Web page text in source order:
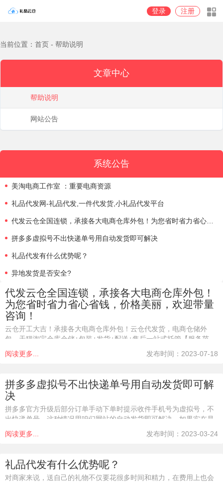
登录 注册
当前位置：首页 - 帮助说明
文章中心
帮助说明
网站公告
系统公告
美淘电商工作室 ：重要电商资源
礼品代发网-礼品代发,一件代发货,小礼品代发平台
代发云仓全国连锁，承接各大电商仓库外包！为您省时省力省心省钱，价格美丽，欢迎带量咨询！
拼多多虚拟号不出快递单号用自动发货即可解决
礼品代发有什么优势呢？
异地发货是否安全?
代发云仓全国连锁，承接各大电商仓库外包！
为您省时省力省心省钱，价格美丽，欢迎带量
咨询！
云仓开工大吉！承接各大电商仓库外包！云仓代发货，电商仓储外
包，天猫淘宝仓库仓储+包装+发货+配送+售后一站式托管【服务范
畴】电商卖家和B2B，每天单个品牌大到几千几万单，小到几单的那
种，我们都可以代发货、打包和管理商品【
阅读更多... 发布时间：2023-07-18
拼多多虚拟号不出快递单号用自动发货即可解
决
拼多多官方升级后部分订单手动下单时提示收件手机号为虚拟号，不
出快递单号。这种情况用咱们网站的自动发货即可解决。如果实在是
非得用手动下单方式，把手机号改为真实的手机号（真实手机号最好
问买家要，如果要不到就填商家自己的），重
阅读更多... 发布时间：2023-03-24
礼品代发有什么优势呢？
对商家来说，送自己的礼物不仅要花很多时间和精力，在费用上也会